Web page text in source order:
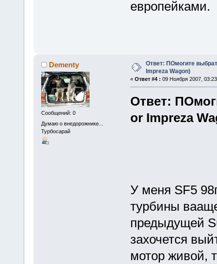
европейками.
Dementy
Сообщений: 0
Думаю о внедорожнике...
Турбосарай
Ответ: ПОмогите
Impreza Wagon)
« Ответ #4 : 09 Ноября 2007,
Ответ:
or Impreza
У меня SF5
турбины
предыдущей
захочется
мотор живой,